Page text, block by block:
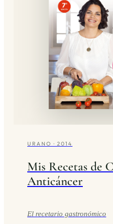
URANO · 2014
Mis Recetas de
Anticáncer
El recetario gastronómico